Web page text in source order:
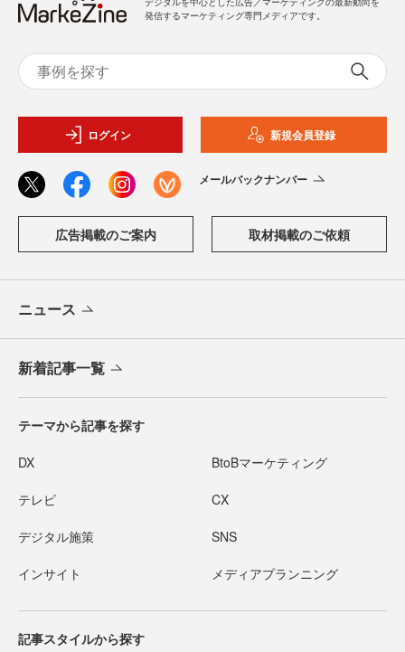
発信するマーケティング専門メディアです。
ログイン 新規会員登録
メールバックナンバー
広告掲載のご案内 取材掲載のご依頼
ニュース
新着記事一覧
テーマから記事を探す
DX BtoBマーケティング
テレビ CX
デジタル施策 SNS
インサイト メディアプランニング
記事スタイルから探す